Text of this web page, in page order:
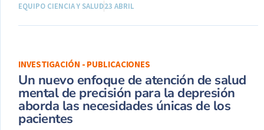
EQUIPO CIENCIA Y SALUD23 ABRIL
INVESTIGACIÓN - PUBLICACIONES
Un nuevo enfoque de atención de salud
mental de precisión para la depresión
aborda las necesidades únicas de los
pacientes